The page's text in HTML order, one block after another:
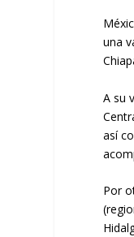
una
A su
así
Por